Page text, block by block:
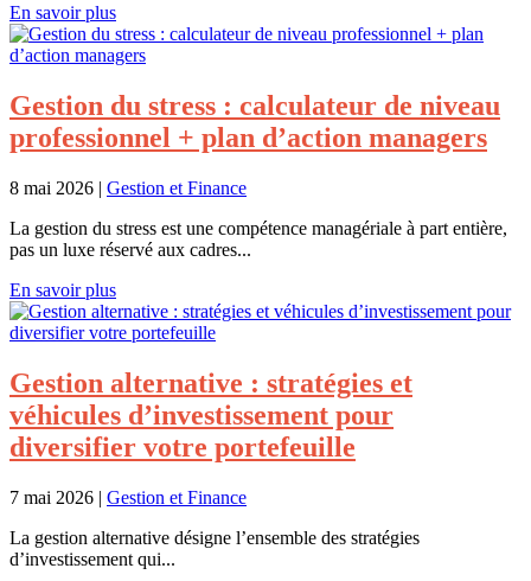
En savoir plus
Gestion du stress : calculateur de niveau
professionnel + plan d’action managers
8 mai 2026 | Gestion et Finance
La gestion du stress est une compétence managériale à part entière,
pas un luxe réservé aux cadres...
En savoir plus
Gestion alternative : stratégies et
véhicules d’investissement pour
diversifier votre portefeuille
7 mai 2026 | Gestion et Finance
La gestion alternative désigne l’ensemble des stratégies
d’investissement qui...